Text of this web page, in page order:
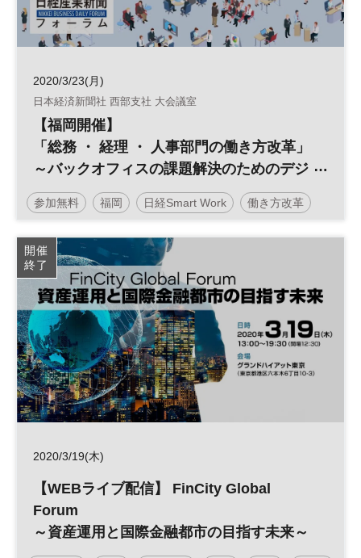
2020/3/23(月)
日本経済新聞社 西部支社 大会議室
【福岡開催】
「総務 ・ 経理 ・ 人事部門の働き方改革」
～バックオフィスの課題解決のためのデジ
タル化～
参加無料 福岡 日経Smart Work 働き方改革
テクノロジー 生産性向上 デジタル化
バックオフィス 日経産業新聞フォーラム
開催
終了
2020/3/19(木)
【WEBライブ配信】 FinCity Global
Forum
～資産運用と国際金融都市の目指す未来～